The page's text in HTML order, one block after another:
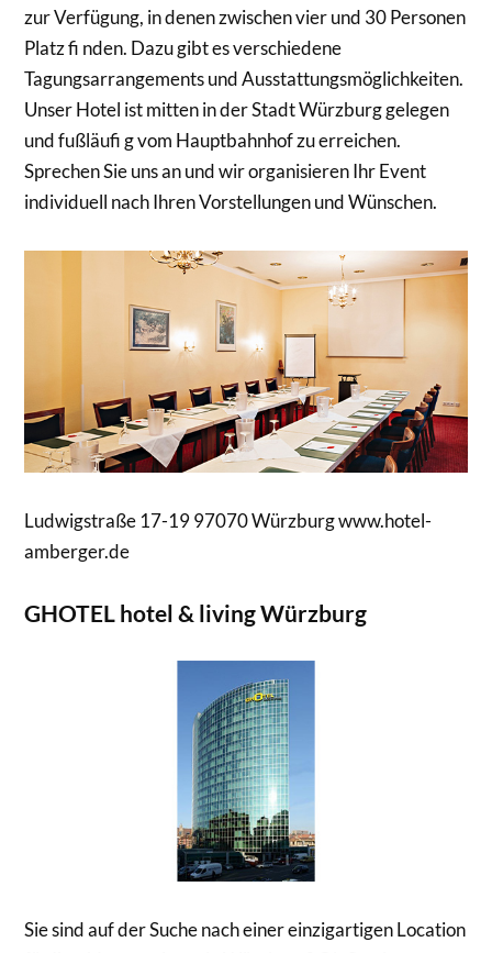
zur Verfügung, in denen zwischen vier und 30 Personen
Platz fi nden. Dazu gibt es verschiedene
Tagungsarrangements und Ausstattungsmöglichkeiten.
Unser Hotel ist mitten in der Stadt Würzburg gelegen
und fußläufi g vom Hauptbahnhof zu erreichen.
Sprechen Sie uns an und wir organisieren Ihr Event
individuell nach Ihren Vorstellungen und Wünschen.
Ludwigstraße 17-19 97070 Würzburg www.hotel-
amberger.de
GHOTEL hotel & living Würzburg
Sie sind auf der Suche nach einer einzigartigen Location